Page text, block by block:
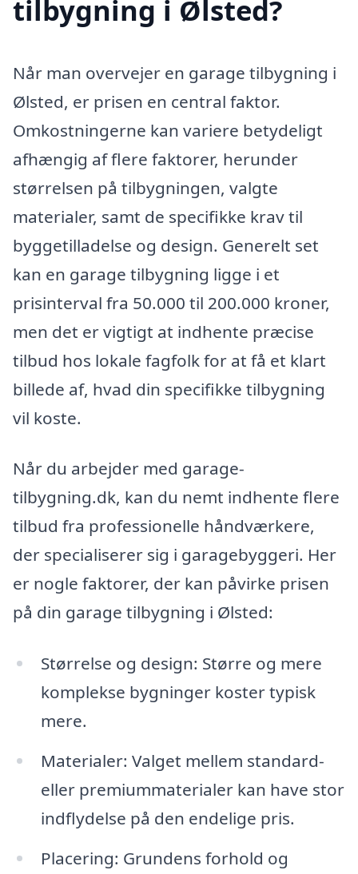
tilbygning i Ølsted?
Når man overvejer en garage tilbygning i
Ølsted, er prisen en central faktor.
Omkostningerne kan variere betydeligt
afhængig af flere faktorer, herunder
størrelsen på tilbygningen, valgte
materialer, samt de specifikke krav til
byggetilladelse og design. Generelt set
kan en garage tilbygning ligge i et
prisinterval fra 50.000 til 200.000 kroner,
men det er vigtigt at indhente præcise
tilbud hos lokale fagfolk for at få et klart
billede af, hvad din specifikke tilbygning
vil koste.
Når du arbejder med garage-
tilbygning.dk, kan du nemt indhente flere
tilbud fra professionelle håndværkere,
der specialiserer sig i garagebyggeri. Her
er nogle faktorer, der kan påvirke prisen
på din garage tilbygning i Ølsted:
Størrelse og design: Større og mere
komplekse bygninger koster typisk
mere.
Materialer: Valget mellem standard-
eller premiummaterialer kan have stor
indflydelse på den endelige pris.
Placering: Grundens forhold og